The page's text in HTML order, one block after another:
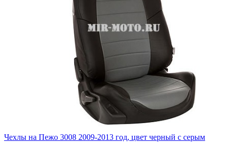
Чехлы на Пежо 3008 2009-2013 год, цвет черный с серым